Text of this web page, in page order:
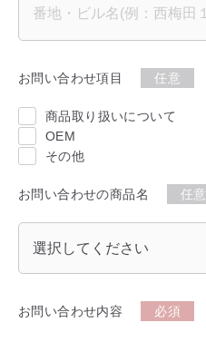
お問い合わせ項目 任意
商品取り扱いについて
OEM
その他
お問い合わせの商品名 任意
お問い合わせ内容 必須